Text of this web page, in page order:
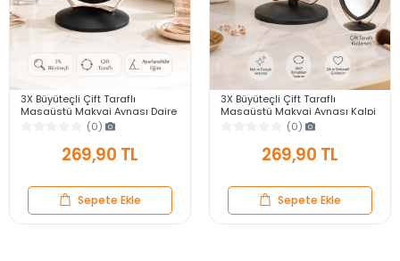
3X Büyüteçli Çift Taraflı
Masaüstü Makyaj Aynası Daire
Siyah Rose Gold Standlı
Dekoratif Yakın Ayna
(0)
269,90 TL
Sepete Ekle
3X Büyüteçli Çift Taraflı
Masaüstü Makyaj Aynası Kalpi
Siyah Rose Gold Standlı
Dekoratif Yakın Ayna
(0)
269,90 TL
Sepete Ekle